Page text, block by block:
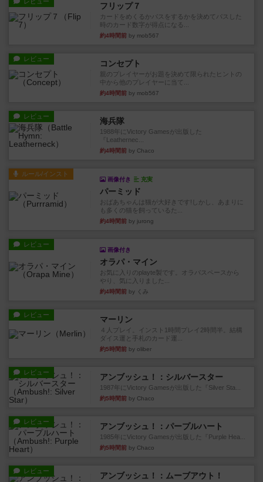
フリップ７
カードをめくるかパスをするかを決めてパスした
時のカード数字が得点になる...
約4時間前 by mob567
レビュー コンセプト
親のプレイヤーがお題を決めて限られたヒントの
中から他のプレイヤーに当て...
約4時間前 by mob567
レビュー 海兵隊
1988年にVictory Gamesが出版した
『Leathernec...
約4時間前 by Chaco
ルール/インスト
画像付き 充実
パーミッド
おばあちゃんは猫が大好きです!しかし、あまりに
も多くの猫を飼っているた...
約4時間前 by jurong
レビュー
画像付き
オラパ・マイン
お気に入りのplayte製です。オラパスペースから
やり、気に入りました...
約4時間前 by くみ
レビュー マーリン
４人プレイ。インスト1時間プレイ2時間半。結構
ダイス運と手札のカード運...
約5時間前 by oliber
レビュー アンブッシュ！：シルバースター
1987年にVictory Gamesが出版した『Silver Sta...
約5時間前 by Chaco
レビュー アンブッシュ！：パープルハート
1985年にVictory Gamesが出版した『Purple Hea...
約5時間前 by Chaco
レビュー アンブッシュ！：ムーブアウト！